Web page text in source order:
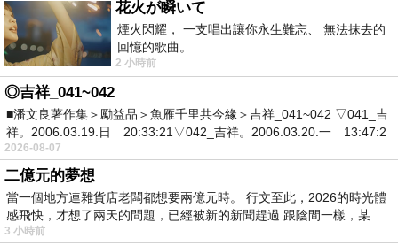
著旭日晨曦及落日晚霞的天然美景，每一天都
有不同的風情面貌，千姿百媚，動靜皆宜。來
訪者參觀文化展覽或者戶外景觀都是上上之
選，相信身心靈都能獲得滿足。也因在自家附
近，老當成我嘉大花園，用走用跑用騎車，都
能享受南院的自然美景及波光粼粼的湖景。自
己連續二年參加故宮南院馬拉松就是要用行動
力支持在地活動，況且主辦單位的完賽禮更是
精緻讓人愛不釋手，完賽獎牌是國寶級的翠玉
花火が瞬いて
煙火閃耀， 一支唱出讓你永生難忘、 無法抹去的
回憶的歌曲。
2 小時前
◎吉祥_041~042
■潘文良著作集＞勵益品＞魚雁千里共今緣＞吉祥_041~042 ▽041_吉
祥。2006.03.19.日 20:33:21▽042_吉祥。2006.03.20.一 13:47:2
2026-08-07
二億元的夢想
當一個地方連雜貨店老闆都想要兩億元時。 行文至此，2026的時光體
感飛快，才想了兩天的問題，已經被新的新聞趕過 跟陰間一樣，某
3 小時前